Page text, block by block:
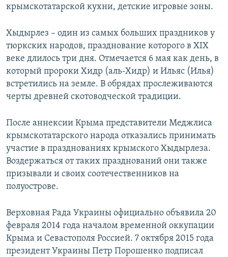
крымскотатарской кухни, детские игровые зоны.
Хыдырлез – один из самых больших праздников у
тюркских народов, празднование которого в XIX
веке длилось три дня. Отмечается 6 мая как день, в
который пророки Хидр (аль-Хидр) и Ильяс (Илья)
встретились на земле. В обрядах прослеживаются
черты древней скотоводческой традиции.
После аннексии Крыма представители Меджлиса
крымскотатарского народа отказались принимать
участие в празднованиях крымского Хыдырлеза.
Воздержаться от таких празднований они также
призывали и своих соотечественников на
полуострове.
Верховная Рада Украины официально объявила 20
февраля 2014 года началом временной оккупации
Крыма и Севастополя Россией. 7 октября 2015 года
президент Украины Петр Порошенко подписал